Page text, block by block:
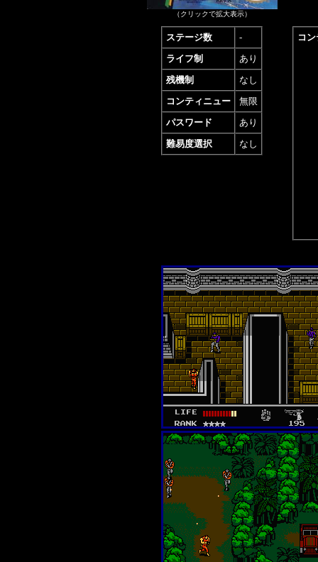
（クリックで拡大表示）
ステージ数
-
ライフ制
あり
残機制
なし
コンティニュー
無限
パスワード
あり
難易度選択
なし
コ